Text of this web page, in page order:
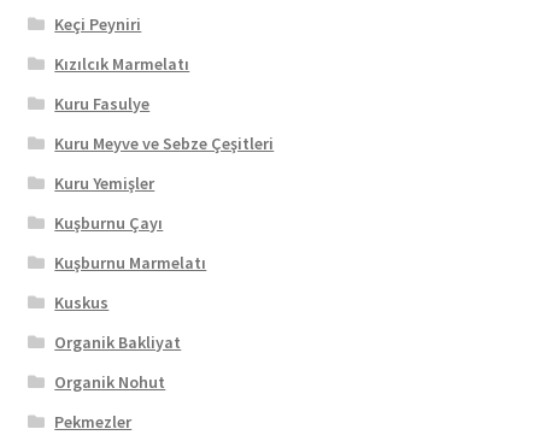
Keçi Peyniri
Kızılcık Marmelatı
Kuru Fasulye
Kuru Meyve ve Sebze Çeşitleri
Kuru Yemişler
Kuşburnu Çayı
Kuşburnu Marmelatı
Kuskus
Organik Bakliyat
Organik Nohut
Pekmezler